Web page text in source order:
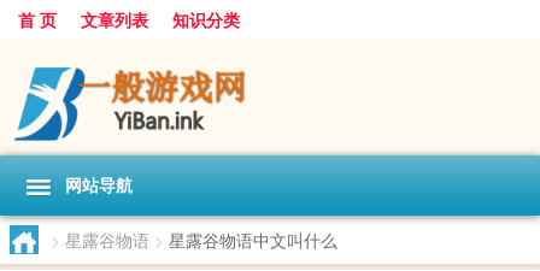
首 页 文章列表 知识分类
网站导航
> 星露谷物语 > 星露谷物语中文叫什么